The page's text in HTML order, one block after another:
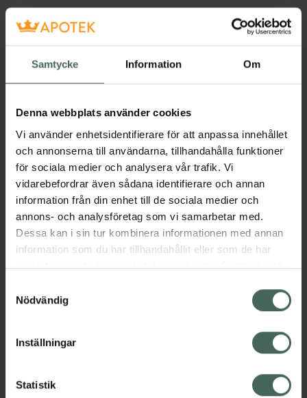
Samtycke Information Om
Denna webbplats använder cookies
Vi använder enhetsidentifierare för att anpassa innehållet
och annonserna till användarna, tillhandahålla funktioner
för sociala medier och analysera vår trafik. Vi
vidarebefordrar även sådana identifierare och annan
information från din enhet till de sociala medier och
annons- och analysföretag som vi samarbetar med.
Dessa kan i sin tur kombinera informationen med annan
information som du har tillhandahållit eller som de har
samlat in när du har använt deras tjänster. Samtycke till
återkalla ditt samtycke via webbplatsens
cookieinställningar. Ett återkallat samtycke påverkar inte
lagligheten av behandling som skett innan återkallelsen.
Nödvändig
Inställningar
Statistik
96,10 kr
I apotek:96,10 kr
Köp via ditt recept
Aktuella erbjudanden
Beskrivning
EAN:05711313006164
Bipacksedel från FASS Visa
syd till Lappland i norr, och online i mobilen och på
datorn. Oavsett vem du är så är det vårt uppdrag att